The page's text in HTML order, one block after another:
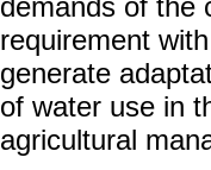
requirement
generate
of water use in
agricultural